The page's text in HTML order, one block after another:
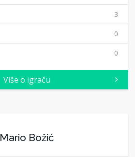
3
0
0
Više o igraču
Mario Božić